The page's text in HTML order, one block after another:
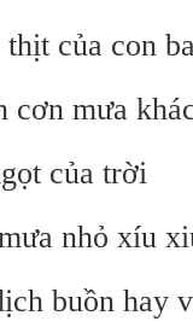
của con
cơn mưa
của trời
nhỏ xíu
buồn hay